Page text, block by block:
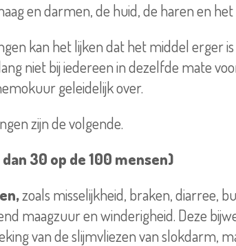
en darmen, de huid, de haren en het
kan het lijken dat het middel erger
niet bij iedereen in dezelfde mate
geleidelijk over.
zijn de volgende.
30 op de 100 mensen)
zoals misselijkheid, braken, diarree,
maagzuur en winderigheid. Deze
van de slijmvliezen van slokdarm,